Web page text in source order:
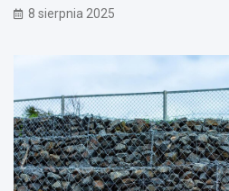
8 sierpnia 2025